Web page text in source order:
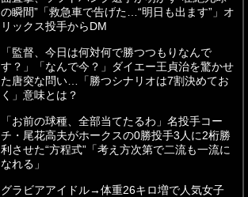
の瞬間”「救急車で告げた…“明日も出ます”」オ
リックス投手からDM
「監督、今日は何対何で勝つつもりなんで
す？」「なんで今？」ダイエー王貞治を驚かせ
た唐突な問い…「勝つシナリオは7割決めてお
く」意味とは？
「お前の球種、全部当てたるわ」名投手コー
チ・尾花高夫がホークスの0勝投手3人に2桁勝
利させた“方程式”「考え方次第で二流も一流に
なれる」
グラビアアイドル→体重26キロ増で人気女子